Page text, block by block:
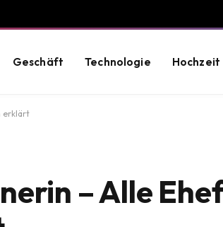
Geschäft Technologie Hochzeit
erklärt
– Alle